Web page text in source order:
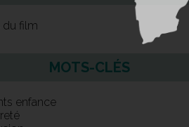
du film
MOTS-CLÉS
enfance